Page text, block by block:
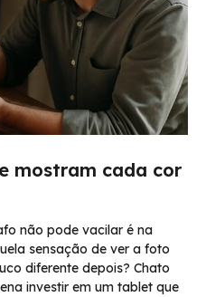
mostram cada cor
não pode vacilar é na
sensação de ver a foto
diferente depois? Chato
investir em um tablet que